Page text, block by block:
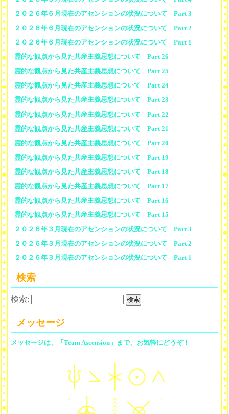
２０２６年６月現在のアセンションの状況について Part 3
２０２６年６月現在のアセンションの状況について Part 2
２０２６年６月現在のアセンションの状況について Part 1
霊的な観点から見た共産主義思想について Part 26
霊的な観点から見た共産主義思想について Part 25
霊的な観点から見た共産主義思想について Part 24
霊的な観点から見た共産主義思想について Part 23
霊的な観点から見た共産主義思想について Part 22
霊的な観点から見た共産主義思想について Part 21
霊的な観点から見た共産主義思想について Part 20
霊的な観点から見た共産主義思想について Part 19
霊的な観点から見た共産主義思想について Part 18
霊的な観点から見た共産主義思想について Part 17
霊的な観点から見た共産主義思想について Part 16
霊的な観点から見た共産主義思想について Part 15
２０２６年３月現在のアセンションの状況について Part 3
２０２６年３月現在のアセンションの状況について Part 2
２０２６年３月現在のアセンションの状況について Part 1
検索
検索:
メッセージ
メッセージは、「Team Ascension」まで、お気軽にどうぞ！